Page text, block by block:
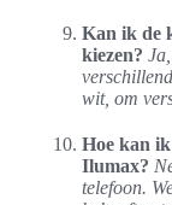
Kan ik de
kiezen?
wit, om
Hoe kan
Ilumax?
telefoon.